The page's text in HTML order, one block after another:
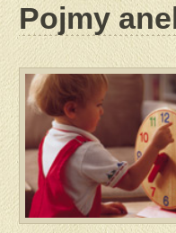
Pojmy